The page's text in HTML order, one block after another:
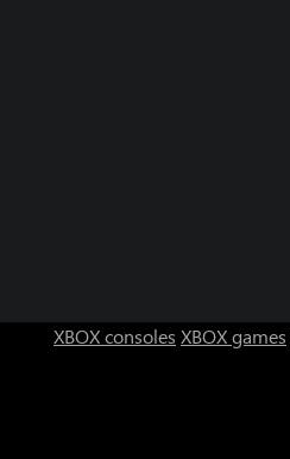
XBOX consoles XBOX games